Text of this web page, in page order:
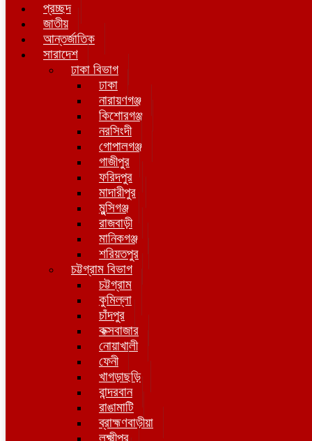
প্রচ্ছদ
জাতীয়
আন্তর্জাতিক
সারাদেশ
ঢাকা বিভাগ
ঢাকা
নারায়ণগঞ্জ
কিশোরগঞ্জ
নরসিংদী
গোপালগঞ্জ
গাজীপুর
ফরিদপুর
মাদারীপুর
মুন্সিগঞ্জ
রাজবাড়ী
মানিকগঞ্জ
শরিয়তপুর
চট্টগ্রাম বিভাগ
চট্টগ্রাম
কুমিল্লা
চাঁদপুর
কক্সবাজার
নোয়াখালী
ফেনী
খাগড়াছড়ি
বান্দরবান
রাঙামাটি
ব্রাহ্মণবাড়ীয়া
লক্ষ্মীপুর